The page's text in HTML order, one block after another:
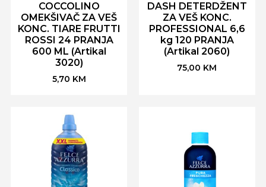
COCCOLINO
OMEKŠIVAČ ZA VEŠ
KONC. TIARE FRUTTI
ROSSI 24 PRANJA
600 ML (Artikal
3020)
5,70 KM
DASH DETERDŽENT
ZA VEŠ KONC.
PROFESSIONAL 6,6
kg 120 PRANJA
(Artikal 2060)
75,00 KM